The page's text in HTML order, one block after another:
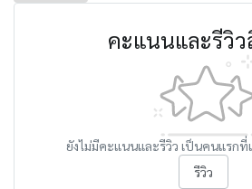
คะแนนและรีวิ
ยังไม่มีคะแนนและรีวิว เป็นคนแรก
รีวิว